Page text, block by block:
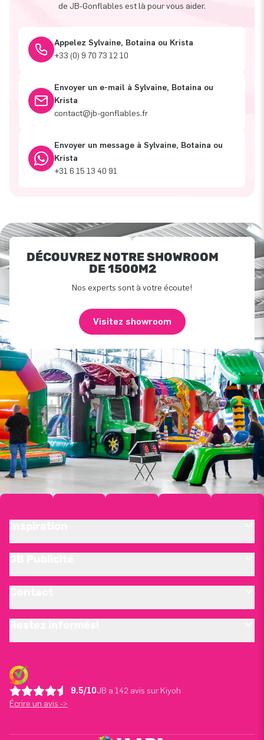
de JB-Gonflables est là pour vous aider.
Appelez Sylvaine, Botaina ou Krista
+33 (0) 9 70 73 12 10
Envoyer un e-mail à Sylvaine, Botaina ou
Krista
contact@jb-gonflables.fr
Envoyer un message à Sylvaine, Botaina ou
Krista
+31 6 15 13 40 91
DÉCOUVREZ NOTRE SHOWROOM
DE 1500M2
Nos experts sont à votre écoute!
Visitez showroom
9.5/10JB a 142 avis sur Kiyoh
Écrire un avis ->